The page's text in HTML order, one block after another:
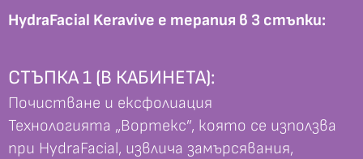
HydraFacial Keravive е терапия в 3 стъпки:
СТЪПКА 1 (В КАБИНЕТА):
Почистване и ексфолиация
Технологията „Вортекс”, която се използва
при HydraFacial, извлича замърсявания,